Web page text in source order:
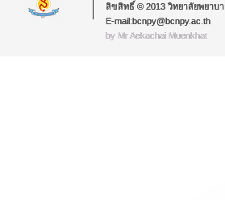
ลิขสิทธิ์ © 2013 วิทยาลัยพยาบา
E-mail:bcnpy@bcnpy.ac.th
by Mr.Aekachai Muenkhat